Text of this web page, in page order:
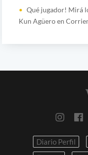
Qué jugador! Mirá
Kun Agüero en
Diario Perfil